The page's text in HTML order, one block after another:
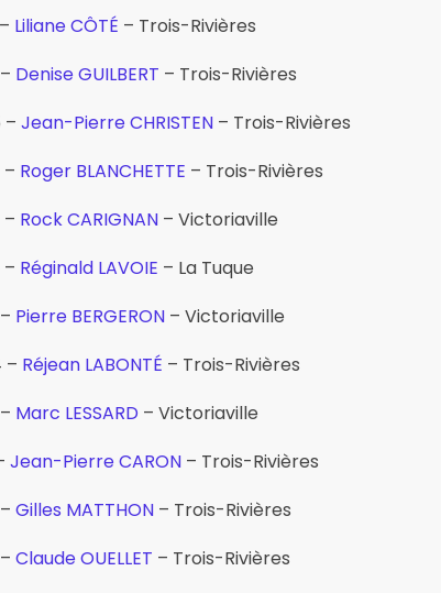
Liliane CÔTÉ – Trois-Rivières
Denise GUILBERT – Trois-Rivières
–Jean-Pierre CHRISTEN – Trois-Rivières
Roger BLANCHETTE – Trois-Rivières
Rock CARIGNAN – Victoriaville
Réginald LAVOIE – La Tuque
Pierre BERGERON – Victoriaville
– Réjean LABONTÉ – Trois-Rivières
Marc LESSARD – Victoriaville
Jean-Pierre CARON – Trois-Rivières
–Gilles MATTHON – Trois-Rivières
–Claude OUELLET – Trois-Rivières